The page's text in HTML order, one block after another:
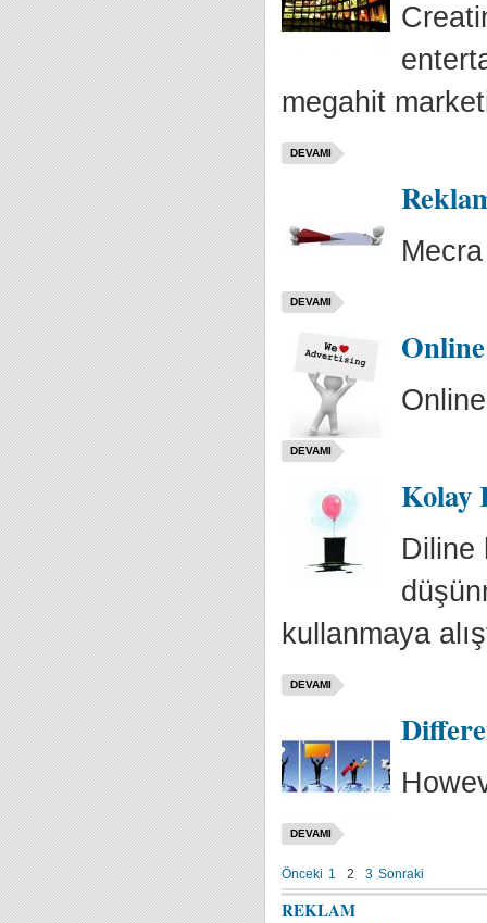
megahit
DEVAMI
DEVAMI
DEVAMI
Kolay
Diline
kullanmaya
DEVAMI
DEVAMI
Önceki 1 2 3 Sonraki
REKLAM